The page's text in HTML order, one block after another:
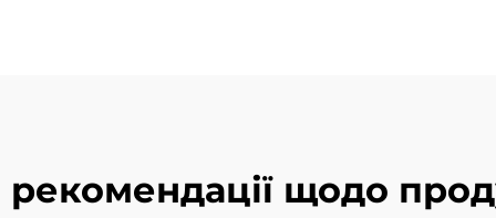
рекомендації щодо